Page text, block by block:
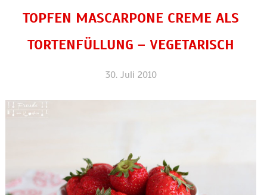
TOPFEN MASCARPONE CREME ALS
TORTENFÜLLUNG – VEGETARISCH
30. Juli 2010